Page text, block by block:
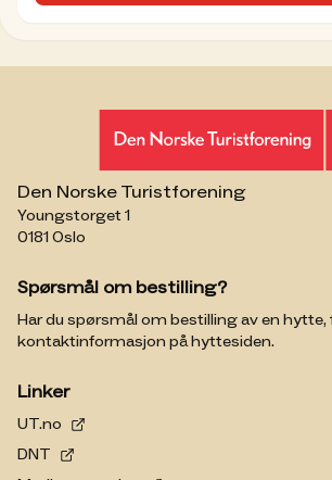
Den Norske Turistforening
Youngstorget 1
0181 Oslo
Spørsmål om bestilling?
Har du spørsmål om bestilling av en hytte,
kontaktinformasjon på hyttesiden.
Linker
UT.no
DNT